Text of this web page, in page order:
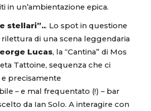
in un’ambientazione epica.
stellari”... Lo spot in questione
rilettura di una scena leggendaria
Lucas, la “Cantina” di Mos
Tattoine, sequenza che ci
e precisamente
– e mal frequentato (!) – bar
da Ian Solo. A interagire con